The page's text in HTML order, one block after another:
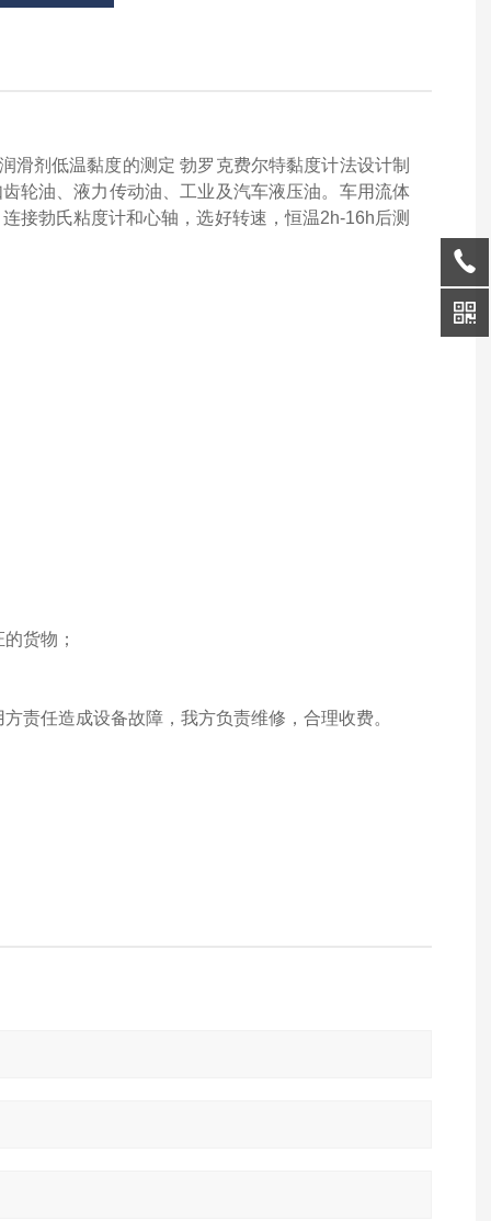
润滑剂低温黏度的测定 勃罗克费尔特黏度计法设计制
轮油、液力传动油、工业及汽车液压油。车用流体
接勃氏粘度计和心轴，选好转速，恒温2h-16h后测
货物；
责任造成设备故障，我方负责维修，合理收费。